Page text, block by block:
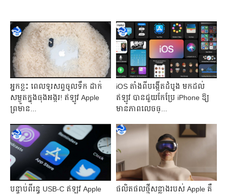
អ្នកខ្លះ ពេលទូរសព្ទចូលទឹក ដាក់
សម្ងួត​ក្នុងធុងអង្ករ! ឥឡូវ Apple
ព្រមាន​...
iOS តាំងពី​បង្កើត​ដំបូង មកដល់​
ឥឡូវ បាន​ជួយកែប្រែ iPhone ឱ្យ
មានភាពលេចធ្...
បន្ទាប់ពីរន្ធ USB-C ឥឡូវ​ Apple
ផលិតផលថ្មីសន្លាង​របស់ Apple គឺ